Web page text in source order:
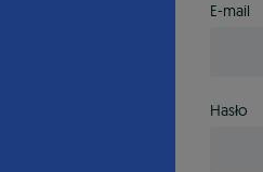
E-mail
Hasło